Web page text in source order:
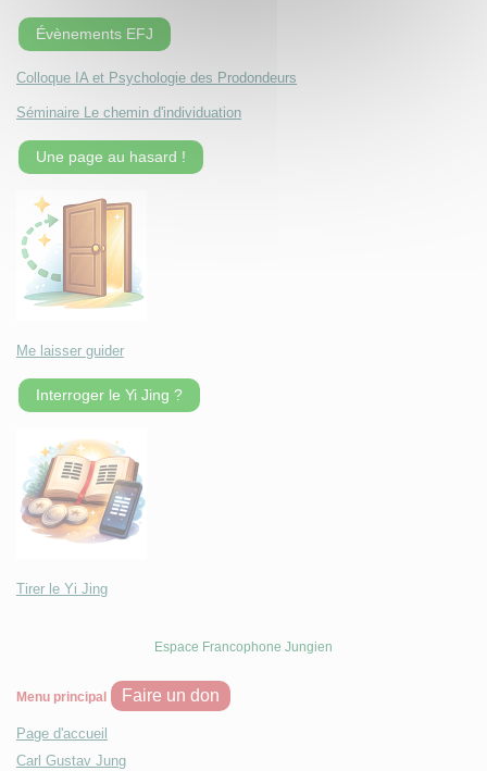
Évènements EFJ
Colloque IA et Psychologie des Prodondeurs
Séminaire Le chemin d'individuation
Une page au hasard !
Me laisser guider
Interroger le Yi Jing ?
Tirer le Yi Jing
Espace Francophone Jungien
Menu principal Faire un don
Page d'accueil
Carl Gustav Jung